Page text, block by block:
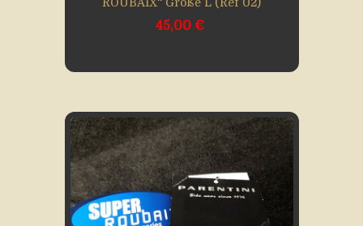
ROUBAIX" Größe L (Ref 02)
45,00 €